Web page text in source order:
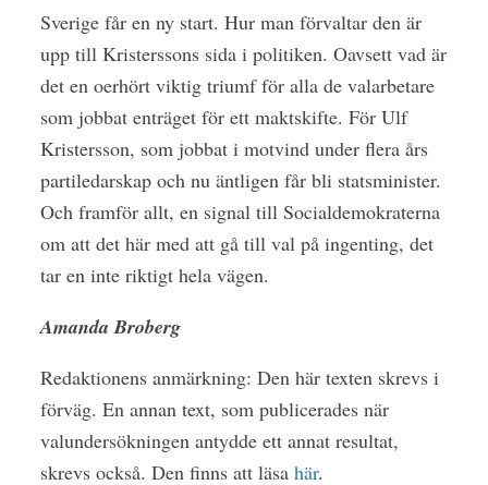
Sverige får en ny start. Hur man förvaltar den är
upp till Kristerssons sida i politiken. Oavsett vad är
det en oerhört viktig triumf för alla de valarbetare
som jobbat enträget för ett maktskifte. För Ulf
Kristersson, som jobbat i motvind under flera års
partiledarskap och nu äntligen får bli statsminister.
Och framför allt, en signal till Socialdemokraterna
om att det här med att gå till val på ingenting, det
tar en inte riktigt hela vägen.
Amanda Broberg
Redaktionens anmärkning: Den här texten skrevs i
förväg. En annan text, som publicerades när
valundersökningen antydde ett annat resultat,
skrevs också. Den finns att läsa här.